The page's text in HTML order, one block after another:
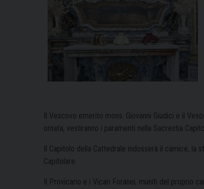
Il Vescovo emerito mons. Giovanni Giudici e il
ornata, vestiranno i paramenti nella Sacrestia
Il Capitolo della Cattedrale indosserà il camice, la
Capitolare.
Il Provicario e i Vicari Foranei, muniti del proprio